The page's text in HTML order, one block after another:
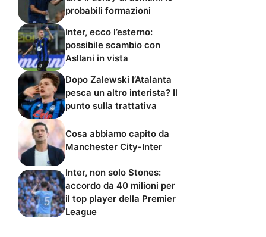
probabili formazioni
Inter, ecco l’esterno:
possibile scambio con
Asllani in vista
Dopo Zalewski l’Atalanta
pesca un altro interista? Il
punto sulla trattativa
Cosa abbiamo capito da
Manchester City-Inter
Inter, non solo Stones:
accordo da 40 milioni per
il top player della Premier
League